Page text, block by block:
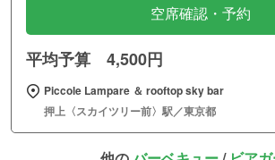
空席確認・予約
平均予算 4,500円
Piccole Lampare ＆ rooftop sky bar
押上〈スカイツリー前〉駅／東京都